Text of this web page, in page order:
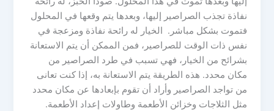
نفاذة تجذب الصراصير إليها، وبعدها يتم وقعها في المحلول
فتموت بشكل مباشر. الخيار له رائحة نفاذة ومزعجة في
نفس ذات الوقت للصراصير، فمن الممكن أن يتم الاستعانة
بشرائح من الخيار، فهي تسبب في طرد الصراصير من
مكان محدد. هذه الطريقة يتم الاستعانة به، إذا كنت تعانى
من تواجد الصراصير وأراد أن تقوم بإبعادها عن مكان محدد
مثل الثلاجات وخزائن الأطعمة وطاولات إعداد الأطعمة.